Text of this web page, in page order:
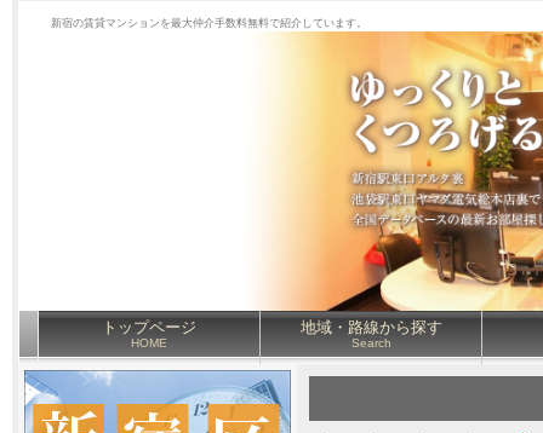
新宿の賃貸マンションを最大仲介手数料無料で紹介しています。
トップページ
HOME
地域・路線から探す
Search